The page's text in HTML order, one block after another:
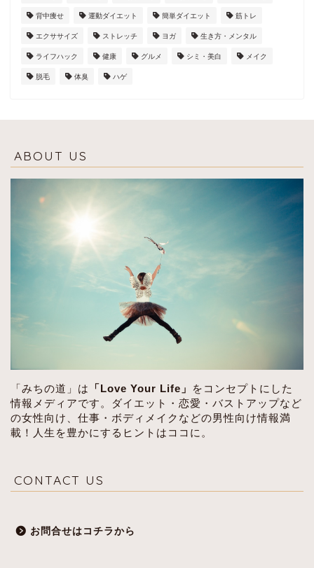
背中痩せ 運動ダイエット 簡単ダイエット 筋トレ
エクササイズ ストレッチ ヨガ 生き方・メンタル
ライフハック 健康 グルメ シミ・美白 メイク
脱毛 体臭 ハゲ
ABOUT US
「みちの道」は 「Love Your Life」
をコンセプトにした
情報メディアです。ダイエット・恋愛・バストアップなど
の女性向け、仕事・ボディメイクなどの男性向け情報満
載！人生を豊かにするヒントはココに。
CONTACT US
お問合せはコチラから